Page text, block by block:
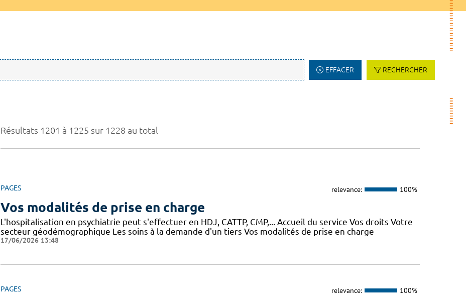
EFFACER RECHERCHER
Résultats 1201 à 1225 sur 1228 au total
PAGES relevance: 100%
Vos modalités de prise en charge
L'hospitalisation en psychiatrie peut s'effectuer en HDJ, CATTP, CMP,... Accueil du service Vos droits Votre
secteur géodémographique Les soins à la demande d'un tiers Vos modalités de prise en charge
17/06/2026 13:48
PAGES relevance: 100%